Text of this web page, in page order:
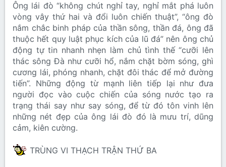
Ông lái đò “không chút nghỉ tay, nghỉ mắt phá luôn
vòng vây thứ hai và đổi luôn chiến thuật”, “ông đò
nắm chắc binh pháp của thần sông, thần đá, ông đã
thuộc hết quy luật phục kích của lũ đá” nên ông chủ
động tự tin nhanh nhẹn làm chủ tình thế “cưỡi lên
thác sông Đà như cưỡi hổ, nắm chặt bờm sóng, ghì
cương lái, phóng nhanh, chặt đôi thác để mở đường
tiến”. Những động từ mạnh liên tiếp lại như đưa
người đọc vào cuộc chiến của sóng nước tạo ra
trạng thái say như say sóng, để từ đó tôn vinh lên
những nét đẹp của ông lái đò đó là mưu trí, dũng
cảm, kiên cường.
TRÙNG VI THẠCH TRẬN THỨ BA